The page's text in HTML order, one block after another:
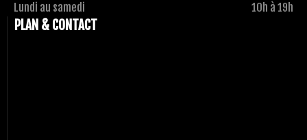
Lundi au samedi 10h à 19h
PLAN & CONTACT